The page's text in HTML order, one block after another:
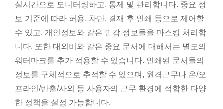
실시간으로 모니터링하고, 통제 및 관리합니다. 중요 정
보 기준에 따라 허용, 차단, 결재 후 인쇄 등으로 제어할
수 있고, 개인정보와 같은 민감 정보들을 마스킹 처리합
니다. 또한 대외비와 같은 중요 문서에 대해서는 별도의
워터마크를 추가 적용할 수 있습니다. 인쇄된 문서들의
정보를 구체적으로 추적할 수 있으며, 원격근무나 온/오
프라인/반출/사외 등 사용자의 근무 환경에 적합한 다양
한 정책을 설정 가능합니다.